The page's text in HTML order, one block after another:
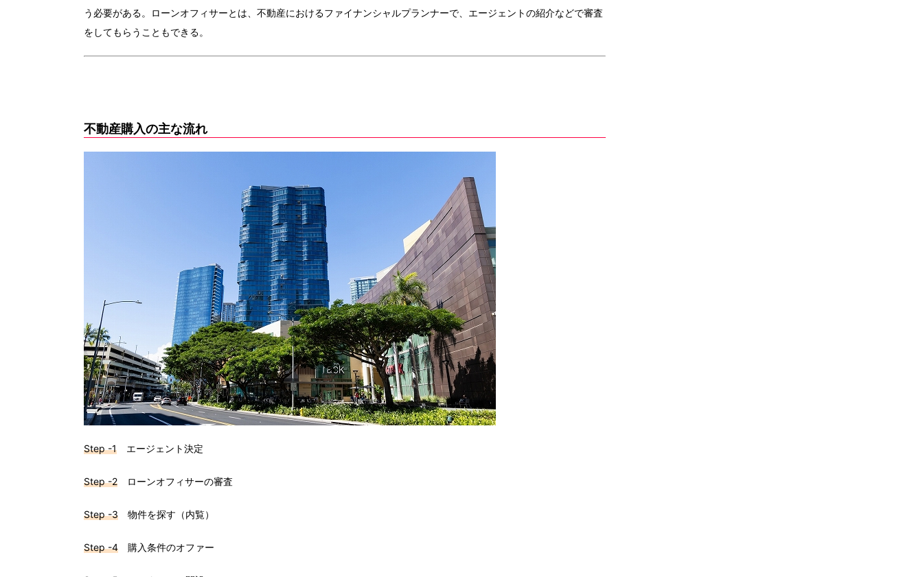
う必要がある。ローンオフィサーとは、不動産におけるファイナンシャルプランナーで、エージェントの紹介などで審査
をしてもらうこともできる。
不動産購入の主な流れ
Step -1 エージェント決定
Step -2 ローンオフィサーの審査
Step -3 物件を探す（内覧）
Step -4 購入条件のオファー